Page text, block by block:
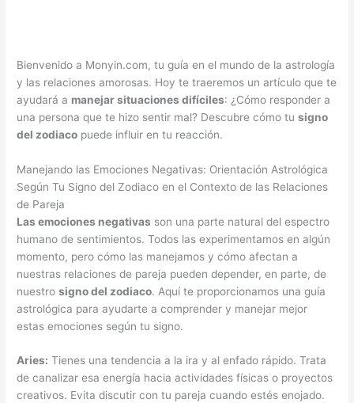
Bienvenido a Monyin.com, tu guía en el mundo de la astrología
y las relaciones amorosas. Hoy te traeremos un artículo que te
ayudará a manejar situaciones difíciles: ¿Cómo responder a
una persona que te hizo sentir mal? Descubre cómo tusigno
del zodiaco puede influir en tu reacción.
Manejando las Emociones Negativas: Orientación Astrológica
Según Tu Signo del Zodiaco en el Contexto de las Relaciones
de Pareja
Las emociones negativas son una parte natural del espectro
humano de sentimientos. Todos las experimentamos en algún
momento, pero cómo las manejamos y cómo afectan a
nuestras relaciones de pareja pueden depender, en parte, de
nuestrosigno del zodiaco. Aquí te proporcionamos una guía
astrológica para ayudarte a comprender y manejar mejor
estas emociones según tu signo.
Aries: Tienes una tendencia a la ira y al enfado rápido. Trata
de canalizar esa energía hacia actividades físicas o proyectos
creativos. Evita discutir con tu pareja cuando estés enojado.